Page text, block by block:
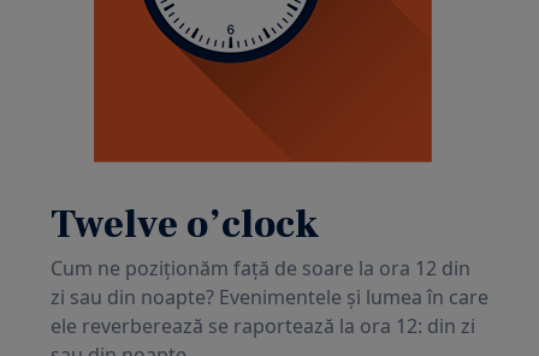
Twelve o’clock
Cum ne poziționăm față de soare la ora 12 din
zi sau din noapte? Evenimentele și lumea în care
ele reverberează se raportează la ora 12: din zi